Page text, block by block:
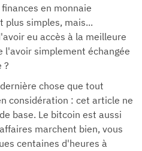
en monnaie
plus simples, mais...
eu accès à la meilleure
l'avoir simplement échangée
?
chose que tout
considération : cet article ne
base. Le bitcoin est aussi
marchent bien, vous
centaines d'heures à